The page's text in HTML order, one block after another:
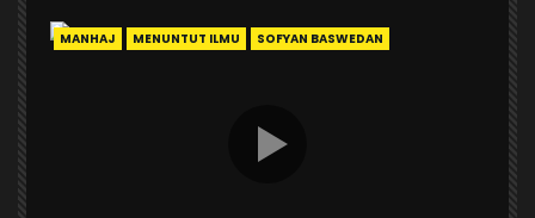
MANHAJ MENUNTUT ILMU SOFYAN BASWEDAN